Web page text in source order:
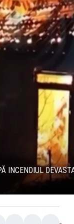
INCENDIUL